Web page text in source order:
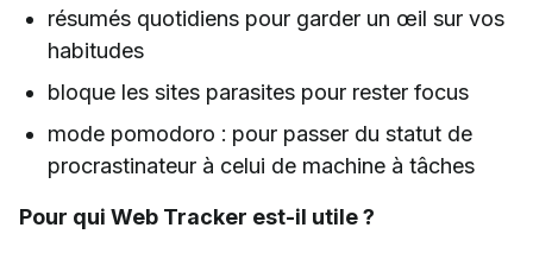
résumés quotidiens pour garder un œil sur vos
habitudes
bloque les sites parasites pour rester focus
mode pomodoro : pour passer du statut de
procrastinateur à celui de machine à tâches
Pour qui Web Tracker est-il utile ?